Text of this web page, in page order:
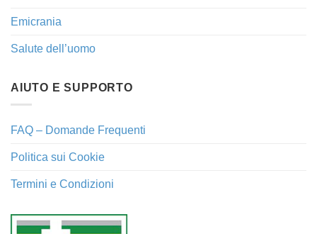
Emicrania
Salute dell’uomo
AIUTO E SUPPORTO
FAQ – Domande Frequenti
Politica sui Cookie
Termini e Condizioni